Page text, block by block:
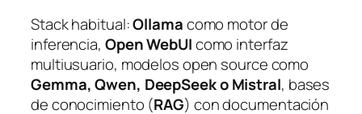
Stack habitual:Ollamacomo motor de
inferencia, Open WebUIcomo interfaz
multiusuario, modelos open source como
Gemma, Qwen, DeepSeek o Mistral, bases
de conocimiento (RAG) con documentación